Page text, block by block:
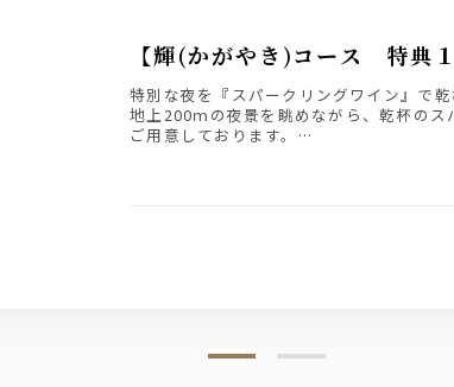
【輝(かがやき)コース 特典
特別な夜を『スパークリングワイン』で
地上200ｍの夜景を眺めながら、乾杯の
ご用意しております。